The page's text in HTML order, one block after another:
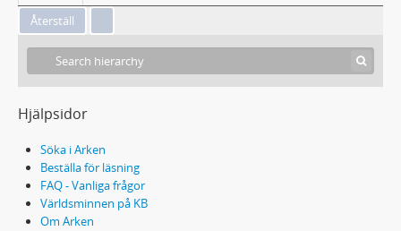
Hjälpsidor
Söka i Arken
Beställa för läsning
FAQ - Vanliga frågor
Världsminnen på KB
Om Arken